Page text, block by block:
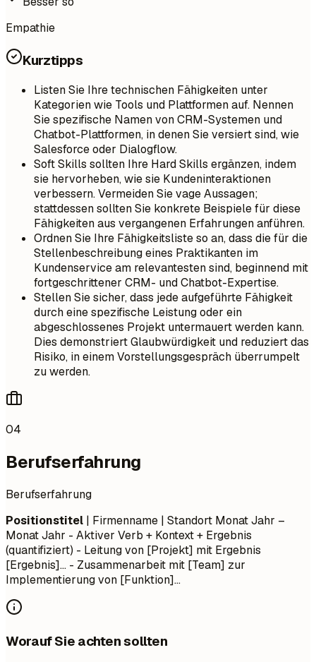
Empathie
Kurztipps
Listen Sie Ihre technischen Fähigkeiten unter
Kategorien wie Tools und Plattformen auf. Nennen
Sie spezifische Namen von CRM-Systemen und
Chatbot-Plattformen, in denen Sie versiert sind, wie
Salesforce oder Dialogflow.
Soft Skills sollten Ihre Hard Skills ergänzen, indem
sie hervorheben, wie sie Kundeninteraktionen
verbessern. Vermeiden Sie vage Aussagen;
stattdessen sollten Sie konkrete Beispiele für diese
Fähigkeiten aus vergangenen Erfahrungen anführen.
Ordnen Sie Ihre Fähigkeitsliste so an, dass die für die
Stellenbeschreibung eines Praktikanten im
Kundenservice am relevantesten sind, beginnend mit
fortgeschrittener CRM- und Chatbot-Expertise.
Stellen Sie sicher, dass jede aufgeführte Fähigkeit
durch eine spezifische Leistung oder ein
abgeschlossenes Projekt untermauert werden kann.
Dies demonstriert Glaubwürdigkeit und reduziert das
Risiko, in einem Vorstellungsgespräch überrumpelt
zu werden.
04
Berufserfahrung
Berufserfahrung
Positionstitel | Firmenname | Standort Monat Jahr –
Monat Jahr - Aktiver Verb + Kontext + Ergebnis
(quantifiziert) - Leitung von [Projekt] mit Ergebnis
[Ergebnis]... - Zusammenarbeit mit [Team] zur
Implementierung von [Funktion]...
Worauf Sie achten sollten